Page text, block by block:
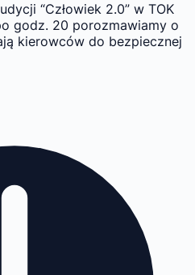
“Człowiek 2.0” w TOK
godz. 20 porozmawiamy o
kierowców do bezpiecznej